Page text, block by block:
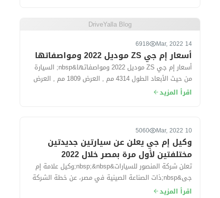
DriveYalla Blog
14 Mar, 2022
6918
أسعار إم جي ZS موديل 2022 ومواصفاتها
أسعار إم جي ZS موديل 2022 ومواصفاتها&nbsp; السيارة
من حيث الأبعاد الطول 4314 مم , العرض 1809 مم , العرض
1624 مم. سعة الشنطة...
اقرأ المزيد
10 Mar, 2022
5060
وكيل إم جي يعلن عن سيارتين جديدتين
مختلفتين لأول مرة بمصر خلال 2022
تعلن شركة المنصور للسيارات&nbsp;&nbsp;وكيل علامة إم
جى&nbsp;ذات الصناعة الصينية في مصر، عن خطة الشركة
في 2022، والتي في تكون فى مقدمتها طرح...
اقرأ المزيد